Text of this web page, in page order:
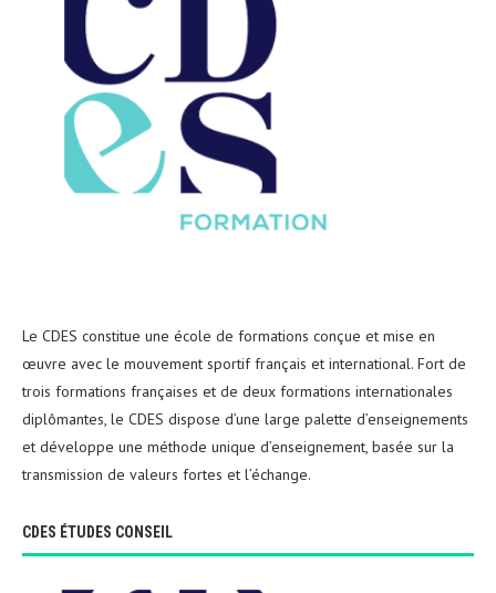
Le CDES constitue une école de formations conçue et mise en
œuvre avec le mouvement sportif français et international. Fort de
trois formations françaises et de deux formations internationales
diplômantes, le CDES dispose d’une large palette d’enseignements
et développe une méthode unique d’enseignement, basée sur la
transmission de valeurs fortes et l’échange.
CDES ÉTUDES CONSEIL